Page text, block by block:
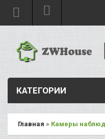
КАТЕГОРИИ
Главная » Камеры